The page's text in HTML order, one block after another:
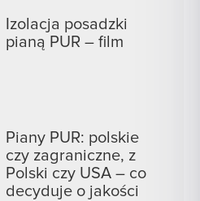
Izolacja posadzki
pianą PUR – film
Piany PUR: polskie
czy zagraniczne, z
Polski czy USA – co
decyduje o jakości